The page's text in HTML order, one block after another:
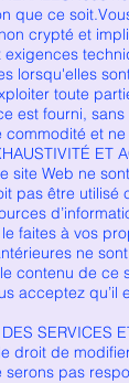
que ce
crypté et
lorsqu'elles
toute
est fourni,
et
site Web ne
pas être
faites à vos
ne
contenu de ce
acceptez
DES
droit de
pas